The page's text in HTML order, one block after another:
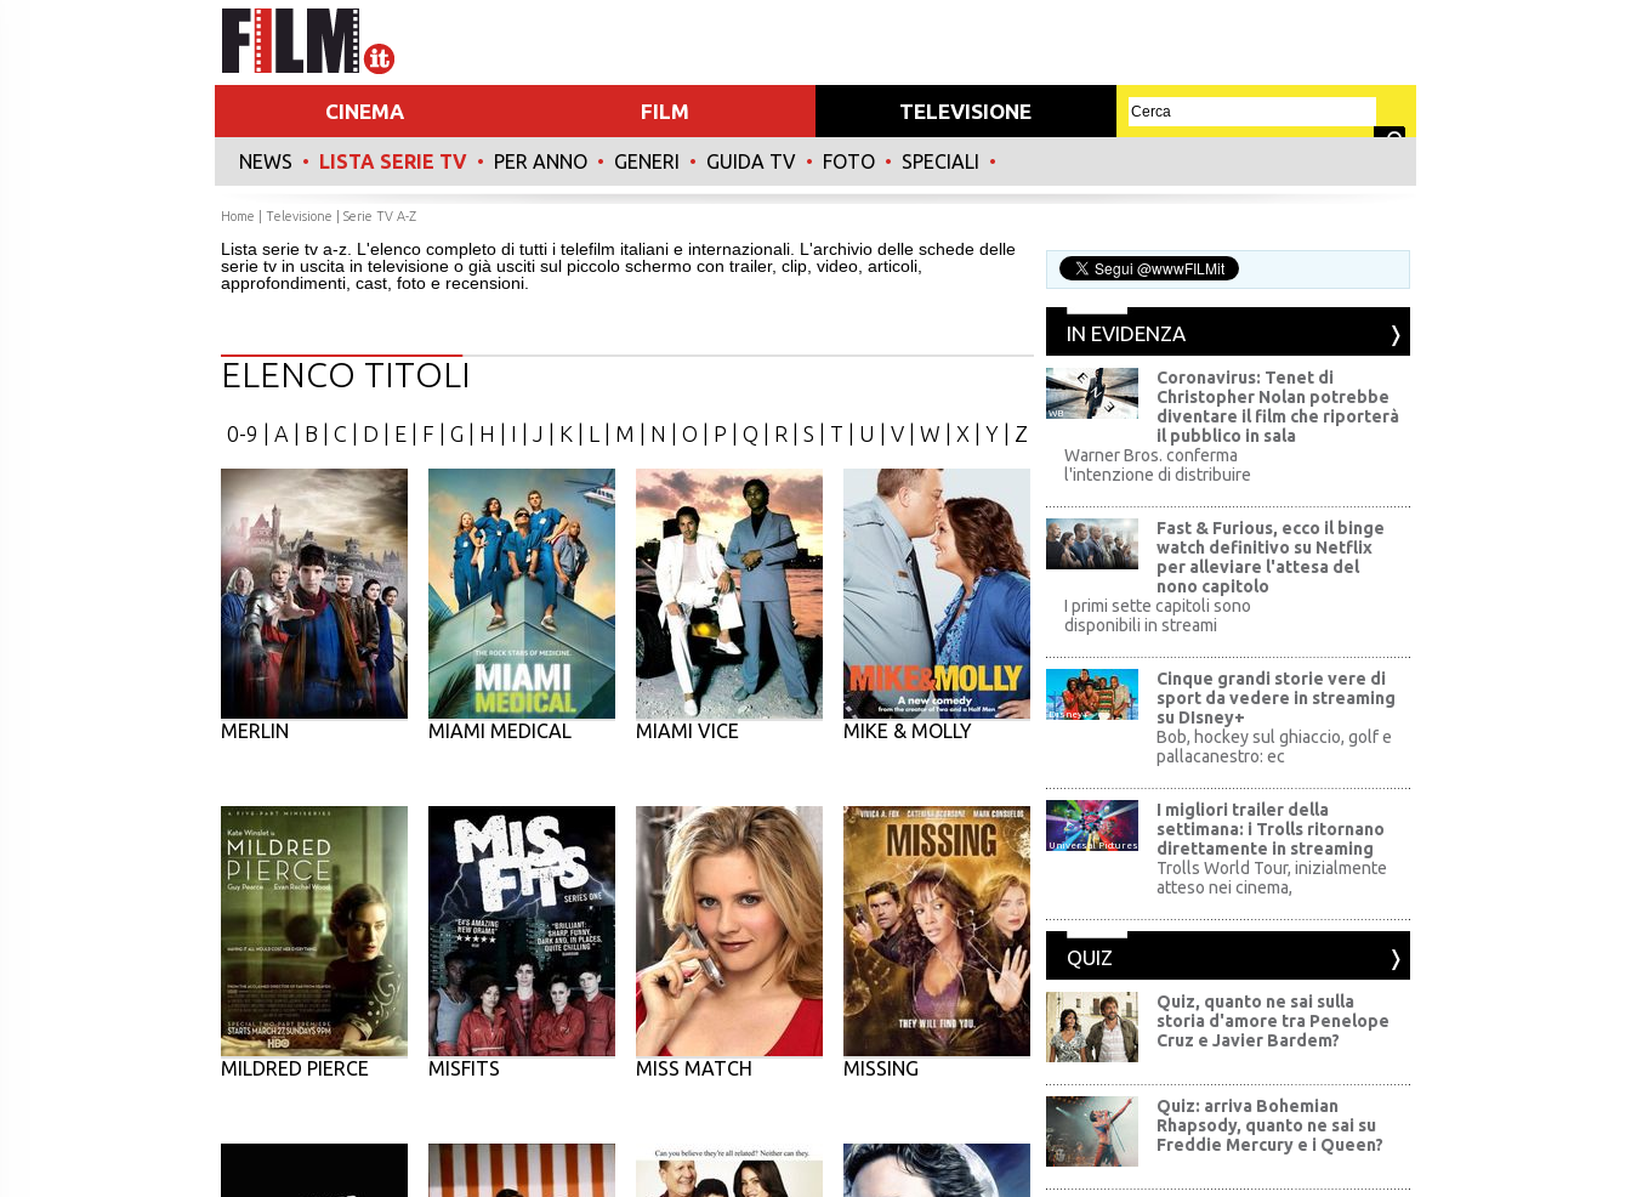
CINEMA FILM TELEVISIONE
NEWS • LISTA SERIE TV • PER ANNO • GENERI • GUIDA TV • FOTO • SPECIALI •
Home Televisione | Serie TV A-Z
Lista serie tv a-z. L'elenco completo di tutti i telefilm italiani e internazionali. L'archivio delle schede delle
serie tv in uscita in televisione o già usciti sul piccolo schermo con trailer, clip, video, articoli,
approfondimenti, cast, foto e recensioni.
ELENCO TITOLI
0-9 A B C D E F G H I J K L M N O P Q R S T U V W X Y Z
MERLIN MIAMI MEDICAL MIAMI VICE MIKE & MOLLY
MILDRED PIERCE MISFITS MISS MATCH MISSING
IN EVIDENZA
WB
Coronavirus: Tenet di
Christopher Nolan potrebbe
diventare il film che riporterà
il pubblico in sala
Warner Bros. conferma
l'intenzione di distribuire
Fast & Furious, ecco il binge
watch definitivo su Netflix
per alleviare l'attesa del
nono capitolo
I primi sette capitoli sono
disponibili in streami
Disney+
Cinque grandi storie vere di
sport da vedere in streaming
su DIsney+
Bob, hockey sul ghiaccio, golf e
pallacanestro: ec
Universal Pictures
I migliori trailer della
settimana: i Trolls ritornano
direttamente in streaming
Trolls World Tour, inizialmente
atteso nei cinema,
QUIZ
Quiz, quanto ne sai sulla
storia d'amore tra Penelope
Cruz e Javier Bardem?
Quiz: arriva Bohemian
Rhapsody, quanto ne sai su
Freddie Mercury e i Queen?